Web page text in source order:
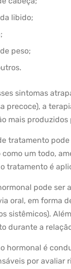
libido;
peso;
sintomas
precoce), a
mais produzidos
tratamento
um todo,
tratamento é
pode ser
oral, em forma
sistêmicos).
durante a
hormonal é
por avaliar